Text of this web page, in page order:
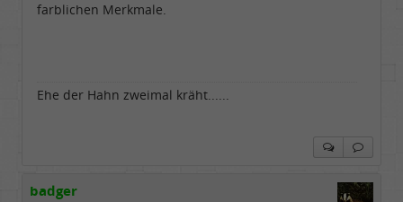
farblichen Merkmale.
Ehe der Hahn zweimal kräht......
badger